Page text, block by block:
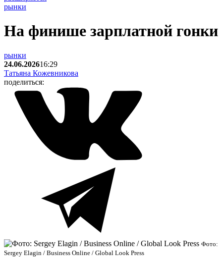
рынки
На финише зарплатной гонки
рынки
24.06.202616:29
Татьяна Кожевникова
поделиться:
Фото:
Sergey Elagin / Business Online / Global Look Press